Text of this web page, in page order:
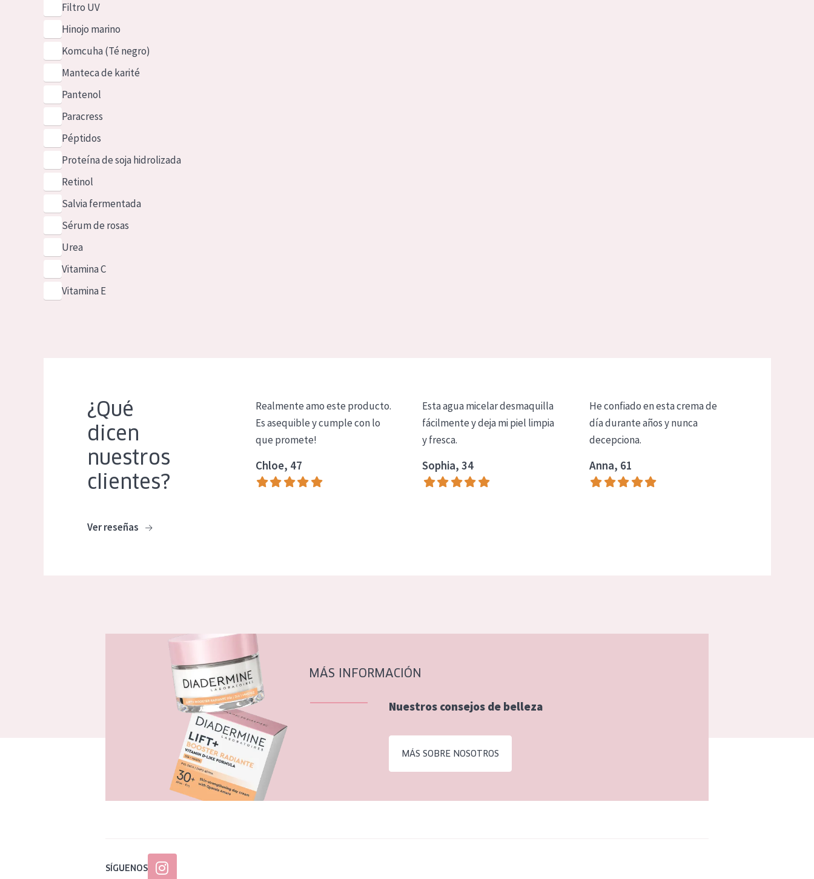
Filtro UV
Hinojo marino
Komcuha (Té negro)
Manteca de karité
Pantenol
Paracress
Péptidos
Proteína de soja hidrolizada
Retinol
Salvia fermentada
Sérum de rosas
Urea
Vitamina C
Vitamina E
¿Qué
dicen
nuestros
clientes?
Ver reseñas
Realmente amo este producto.
Es asequible y cumple con lo
que promete!
Chloe, 47
Esta agua micelar desmaquilla
fácilmente y deja mi piel limpia
y fresca.
Sophia, 34
He confiado en esta crema de
día durante años y nunca
decepciona.
Anna, 61
MÁS INFORMACIÓN
Nuestros consejos de belleza
MÁS SOBRE NOSOTROS
SÍGUENOS